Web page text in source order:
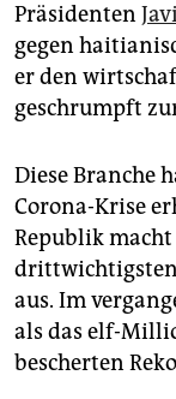
Präsidenten
gegen
er den
geschrumpft
Diese Branche
Corona-Krise
Republik
aus. Im
als das elf-
bescherten